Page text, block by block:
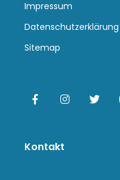
Impressum
Datenschutzerklärung
Sitemap
Kontakt